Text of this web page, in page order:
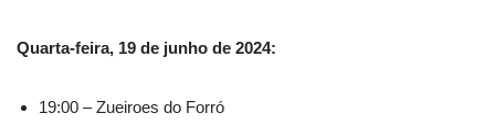
Quarta-feira, 19 de junho de 2024:
19:00 – Zueiroes do Forró